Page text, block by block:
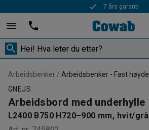
7 års garanti
Arbeidsbenker
Arbeidsbenker - Fast høyde
GNEJS
Arbeidsbord med underhylle
L2400 B750 H720–900 mm, hvit/grå